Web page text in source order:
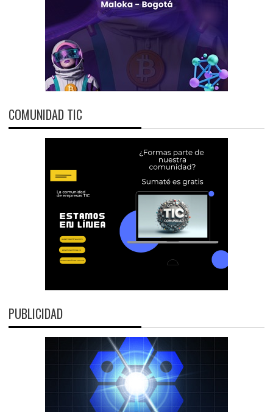
COMUNIDAD TIC
PUBLICIDAD